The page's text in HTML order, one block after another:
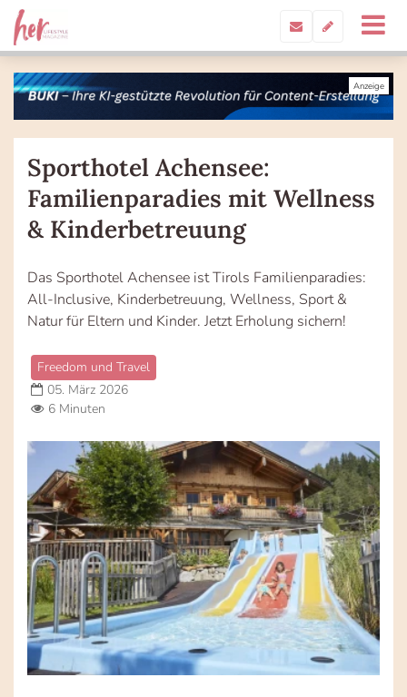
Sporthotel Achensee:
Familienparadies mit Wellness
& Kinderbetreuung
Das Sporthotel Achensee ist Tirols Familienparadies:
All-Inclusive, Kinderbetreuung, Wellness, Sport &
Natur für Eltern und Kinder. Jetzt Erholung sichern!
Freedom und Travel
05. März 2026
6 Minuten